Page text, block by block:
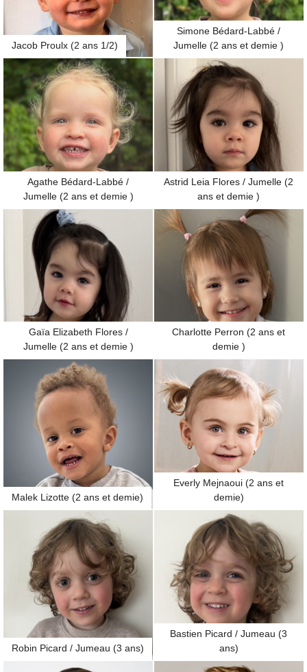
Jacob Proulx (2 ans 1/2)
Simone Bédard-Labbé /
Jumelle (2 ans et demie )
Agathe Bédard-Labbé /
Jumelle (2 ans et demie )
Astrid Leia Flores / Jumelle (2
ans et demie )
Gaïa Elizabeth Flores /
Jumelle (2 ans et demie )
Charlotte Perron (2 ans et
demie )
Malek Lizotte (2 ans et demie)
Everly Mejnaoui (2 ans et
demie)
Robin Picard / Jumeau (3 ans)
Bastien Picard / Jumeau (3
ans)